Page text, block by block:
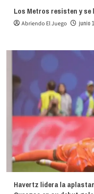
Los Metros resisten y
Abriendo El Juego junio
Havertz lidera la